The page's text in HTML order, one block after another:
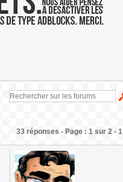
33 réponses - Page : 1 sur 2 - 1